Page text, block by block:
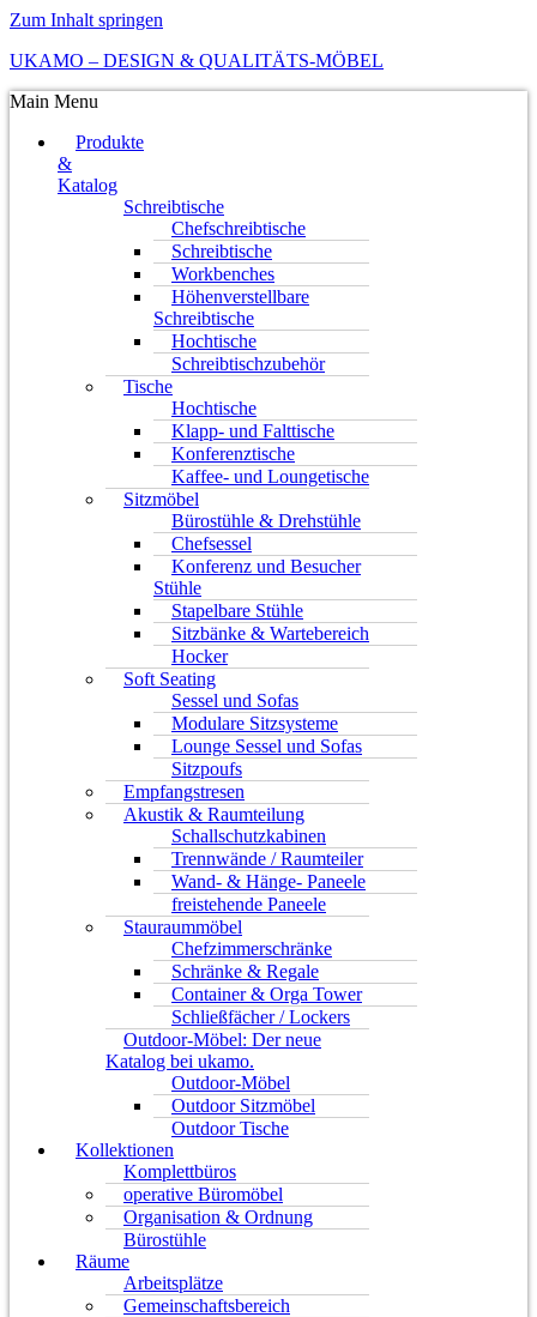
Zum Inhalt springen
UKAMO – DESIGN & QUALITÄTS-MÖBEL
Main Menu
Produkte
&
Katalog
Schreibtische
Chefschreibtische
Schreibtische
Workbenches
Höhenverstellbare
Schreibtische
Hochtische
Schreibtischzubehör
Tische
Hochtische
Klapp- und Falttische
Konferenztische
Kaffee- und Loungetische
Sitzmöbel
Bürostühle & Drehstühle
Chefsessel
Konferenz und Besucher
Stühle
Stapelbare Stühle
Sitzbänke & Wartebereich
Hocker
Soft Seating
Sessel und Sofas
Modulare Sitzsysteme
Lounge Sessel und Sofas
Sitzpoufs
Empfangstresen
Akustik & Raumteilung
Schallschutzkabinen
Trennwände / Raumteiler
Wand- & Hänge- Paneele
freistehende Paneele
Stauraummöbel
Chefzimmerschränke
Schränke & Regale
Container & Orga Tower
Schließfächer / Lockers
Outdoor-Möbel: Der neue
Katalog bei ukamo.
Outdoor-Möbel
Outdoor Sitzmöbel
Outdoor Tische
Kollektionen
Komplettbüros
operative Büromöbel
Organisation & Ordnung
Bürostühle
Räume
Arbeitsplätze
Gemeinschaftsbereich